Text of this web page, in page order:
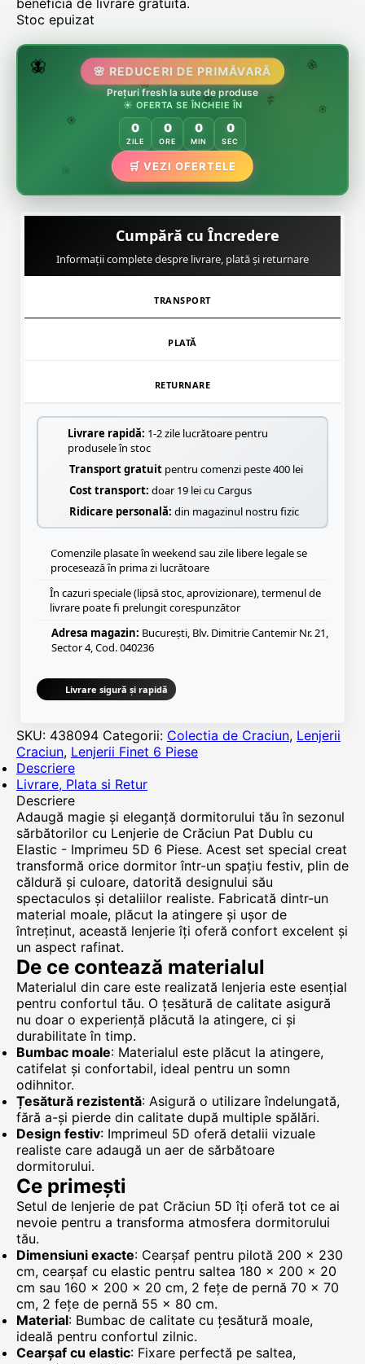
beneficia de livrare gratuita.
Stoc epuizat
🌸
🌸
🌿
🌸
🏵️
🌷
🦋 🌸 REDUCERI DE PRIMĂVARĂ
Prețuri fresh la sute de produse
☀️ OFERTA SE ÎNCHEIE ÎN
0
ZILE
0
ORE
0
MIN
0
SEC
🛒 VEZI OFERTELE
Cumpără cu Încredere
Informații complete despre livrare, plată și returnare
TRANSPORT
PLATĂ
RETURNARE
Livrare rapidă: 1-2 zile lucrătoare pentru
produsele în stoc
Transport gratuit pentru comenzi peste 400 lei
Cost transport: doar 19 lei cu Cargus
Ridicare personală: din magazinul nostru fizic
Comenzile plasate în weekend sau zile libere legale se
procesează în prima zi lucrătoare
În cazuri speciale (lipsă stoc, aprovizionare), termenul de
livrare poate fi prelungit corespunzător
Adresa magazin: București, Blv. Dimitrie Cantemir Nr. 21,
Sector 4, Cod. 040236
Livrare sigură și rapidă
SKU: 438094 Categorii: Colectia de Craciun, Lenjerii
Craciun, Lenjerii Finet 6 Piese
Descriere
Livrare, Plata si Retur
Descriere
Adaugă magie și eleganță dormitorului tău în sezonul
sărbătorilor cu Lenjerie de Crăciun Pat Dublu cu
Elastic - Imprimeu 5D 6 Piese. Acest set special creat
transformă orice dormitor într-un spațiu festiv, plin de
căldură și culoare, datorită designului său
spectaculos și detaliilor realiste. Fabricată dintr-un
material moale, plăcut la atingere și ușor de
întreținut, această lenjerie îți oferă confort excelent și
un aspect rafinat.
De ce contează materialul
Materialul din care este realizată lenjeria este esențial
pentru confortul tău. O țesătură de calitate asigură
nu doar o experiență plăcută la atingere, ci și
durabilitate în timp.
Bumbac moale: Materialul este plăcut la atingere,
catifelat și confortabil, ideal pentru un somn
odihnitor.
Țesătură rezistentă: Asigură o utilizare îndelungată,
fără a-și pierde din calitate după multiple spălări.
Design festiv: Imprimeul 5D oferă detalii vizuale
realiste care adaugă un aer de sărbătoare
dormitorului.
Ce primești
Setul de lenjerie de pat Crăciun 5D îți oferă tot ce ai
nevoie pentru a transforma atmosfera dormitorului
tău.
Dimensiuni exacte: Cearșaf pentru pilotă 200 × 230
cm, cearșaf cu elastic pentru saltea 180 × 200 × 20
cm sau 160 × 200 × 20 cm, 2 fețe de pernă 70 × 70
cm, 2 fețe de pernă 55 × 80 cm.
Material: Bumbac de calitate cu țesătură moale,
ideală pentru confortul zilnic.
Cearșaf cu elastic: Fixare perfectă pe saltea,